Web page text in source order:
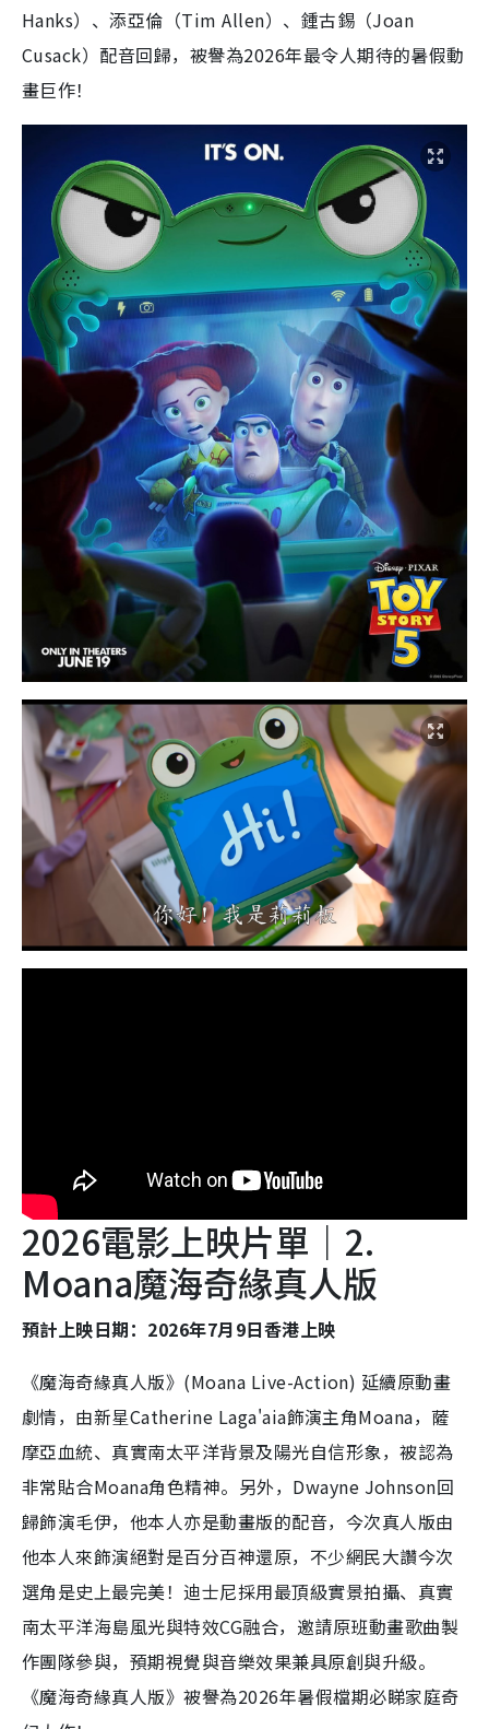
Hanks）、添亞倫（Tim Allen）、鍾古錫（Joan
Cusack）配音回歸，被譽為2026年最令人期待的暑假動
畫巨作！
2026電影上映片單｜2.
Moana魔海奇緣真人版
預計上映日期：2026年7月9日香港上映
《魔海奇緣真人版》(Moana Live-Action) 延續原動畫
劇情，由新星Catherine Laga'aia飾演主角Moana，薩
摩亞血統、真實南太平洋背景及陽光自信形象，被認為
非常貼合Moana角色精神。另外，Dwayne Johnson回
歸飾演毛伊，他本人亦是動畫版的配音，今次真人版由
他本人來飾演絕對是百分百神還原，不少網民大讚今次
選角是史上最完美！迪士尼採用最頂級實景拍攝、真實
南太平洋海島風光與特效CG融合，邀請原班動畫歌曲製
作團隊參與，預期視覺與音樂效果兼具原創與升級。
《魔海奇緣真人版》被譽為2026年暑假檔期必睇家庭奇